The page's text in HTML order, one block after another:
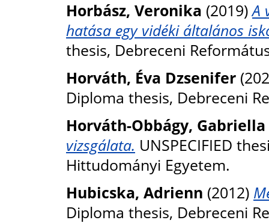
Horbász, Veronika (2019)A
hatása egy vidéki általános
thesis, Debreceni
Horváth, Éva Dzsenifer
Diploma thesis, Debreceni
Horváth-Obbágy, Gabriella
vizsgálata. UNSPECIFIED
Hittudományi Egyetem.
Hubicska, Adrienn (2012)
Diploma thesis, Debreceni